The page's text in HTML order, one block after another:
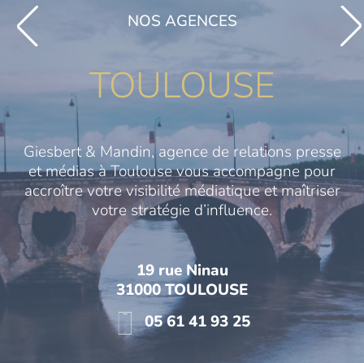
NOS AGENCES
TOULOUSE
Giesbert & Mandin, agence de relations presse
et médias à Toulouse vous accompagne pour
accroître votre visibilité médiatique et maîtriser
votre stratégie d’influence.
19 rue Ninau
31000 TOULOUSE
05 61 41 93 25